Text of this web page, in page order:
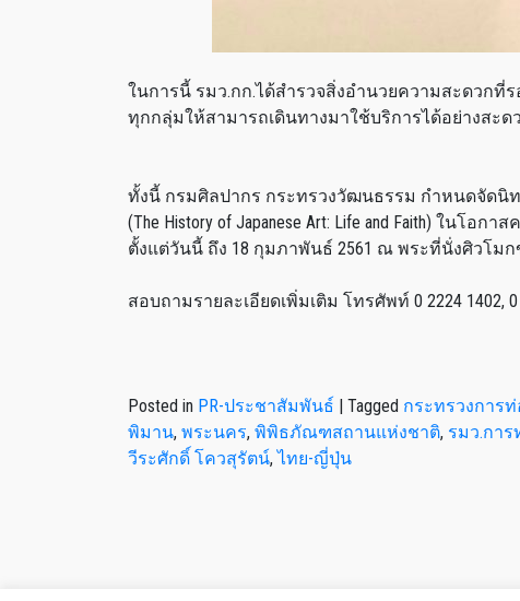
ในการนี้ รมว.กก.ได้สำรวจสิ่งอำนวยความสะดวกที่
ทุกกลุ่มให้สามารถเดินทางมาใช้บริการได้อย่างสะด
ทั้งนี้ กรมศิลปากร กระทรวงวัฒนธรรม กำหนดจัดนิ
(The History of Japanese Art: Life and Faith) ในโ
ตั้งแต่วันนี้ ถึง 18 กุมภาพันธ์ 2561 ณ พระที่นั่งศิวโ
สอบถามรายละเอียดเพิ่มเติม โทรศัพท์ 0 2224 1402, 0
Posted in PR-ประชาสัมพันธ์ Tagged กระทรวงการ
พิมาน, พระนคร, พิพิธภัณฑสถานแห่งชาติ, รมว.การ
วีระศักดิ์ โควสุรัตน์,ไทย-ญี่ปุ่น